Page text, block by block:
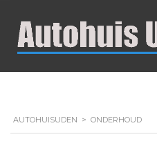
AUTOHUISUDEN > ONDERHOUD